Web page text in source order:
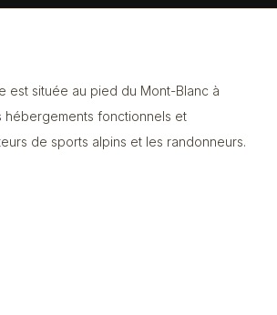
est située au pied du Mont-Blanc à
hébergements fonctionnels et
de sports alpins et les randonneurs.